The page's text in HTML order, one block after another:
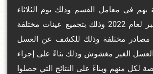
بهم في معامل القسم وذلك يوم الثلاثاء
الموافق 8 نوفمبر لعام 2022 وذلك بتجميع عينات مختلفة
مختلفة وذلك للكشف عن العسل
الغير مغشوش وذلك بناءً على إجراء
لكل منهم وبناءً على النتائج التي حصلوا